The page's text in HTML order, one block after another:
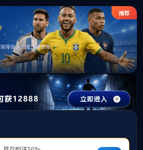
西汉姆联)官方网站 -
China
码下载附件